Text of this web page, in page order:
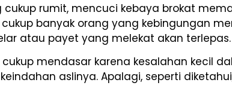
cukup rumit, mencuci kebaya brokat
banyak orang yang kebingungan
atau payet yang melekat akan terlepas.
mendasar karena kesalahan kecil
aslinya. Apalagi, seperti